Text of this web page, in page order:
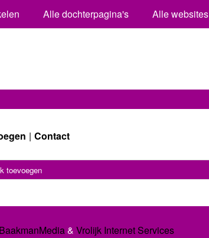
Alle dochterpagina's Alle websites
Contact
toevoegen
BaakmanMedia& Vrolijk Internet Services